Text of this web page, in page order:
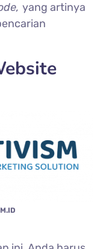
yang artinya